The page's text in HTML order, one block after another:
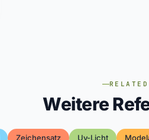
RELATED
Weitere
Zeichensatz Uv-Licht